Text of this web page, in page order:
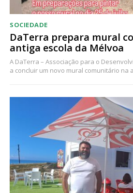
SOCIEDADE
DaTerra prepara mural
antiga escola da Mélvoa
A DaTerra – Associação para o
a concluir um novo mural comunitário na